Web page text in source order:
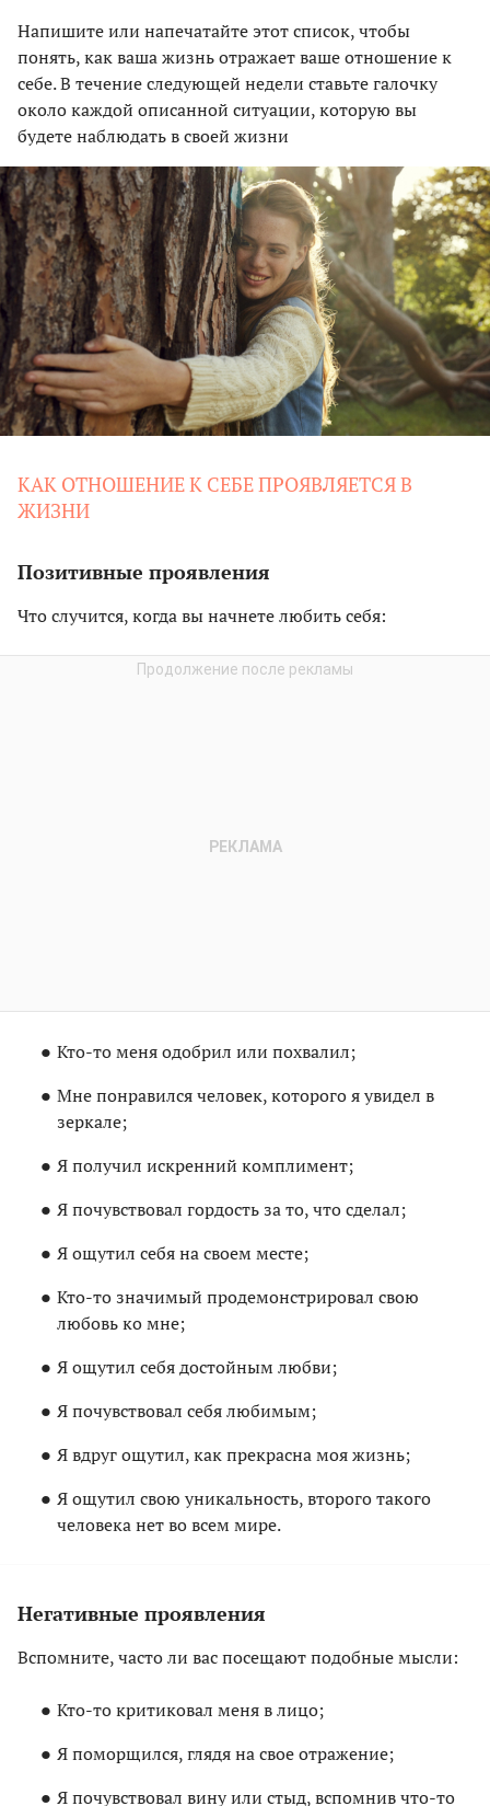
Напишите или напечатайте этот список, чтобы
понять, как ваша жизнь отражает ваше отношение к
себе. В течение следующей недели ставьте галочку
около каждой описанной ситуации, которую вы
будете наблюдать в своей жизни
КАК ОТНОШЕНИЕ К СЕБЕ ПРОЯВЛЯЕТСЯ В
ЖИЗНИ
Позитивные проявления
Что случится, когда вы начнете любить себя:
Кто-то меня одобрил или похвалил;
Мне понравился человек, которого я увидел в
зеркале;
Я получил искренний комплимент;
Я почувствовал гордость за то, что сделал;
Я ощутил себя на своем месте;
Кто-то значимый продемонстрировал свою
любовь ко мне;
Я ощутил себя достойным любви;
Я почувствовал себя любимым;
Я вдруг ощутил, как прекрасна моя жизнь;
Я ощутил свою уникальность, второго такого
человека нет во всем мире.
Негативные проявления
Вспомните, часто ли вас посещают подобные мысли:
Кто-то критиковал меня в лицо;
Я поморщился, глядя на свое отражение;
Я почувствовал вину или стыд, вспомнив что-то